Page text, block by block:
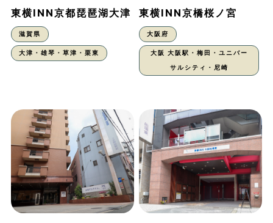
東横INN京都琵琶湖大津
滋賀県
大津・雄琴・草津・栗東
東横INN京橋桜ノ宮
大阪府
大阪 大阪駅・梅田・ユニバー
サルシティ・尼崎